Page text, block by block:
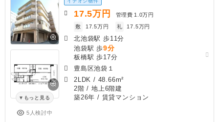
もっと見る
5人検討中
17.5万円 管理費 1.0万円
敷
17.5万円 礼 17.5万円
北池袋駅 歩11分
池袋駅 歩9分
板橋駅 歩17分
豊島区池袋１
2LDK / 48.66m²
2階 / 地上6階建
築26年 / 賃貸マンション